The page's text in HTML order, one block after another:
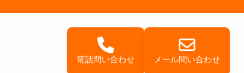
電話問い合わせ メール問い合わせ